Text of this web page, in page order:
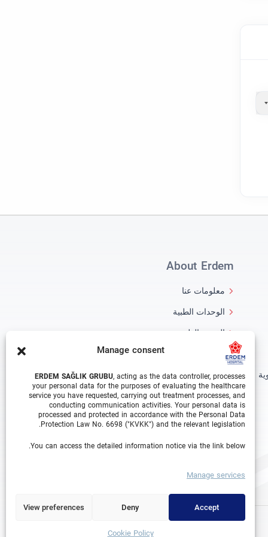
Manage consent
ERDEM SAĞLIK GRUBU, acting as the data controller, processes
your personal data for the purposes of evaluating the healthcare
service you have requested, carrying out treatment processes, and
conducting communication activities. Your personal data is
processed and protected in accordance with the Personal Data
Protection Law No. 6698 ("KVKK") and the relevant legislation.
You can access the detailed information notice via the link below.
Manage services
Accept
Deny
View preferences
Cookie Policy
About Erdem
معلومات عنا
الوحدات الطبية
الفريق الطبي
معرض الفيديو
اتصال